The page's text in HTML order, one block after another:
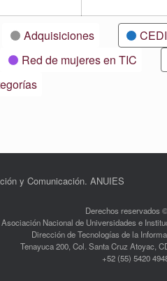
Adquisiciones
Red de mujeres en TIC
y Comunicación. ANUIES
Derechos reservados
Asociación Nacional de Universidades e
Dirección de Tecnologías de la
Tenayuca 200, Col. Santa Cruz Atoyac,
+52 (55) 5420